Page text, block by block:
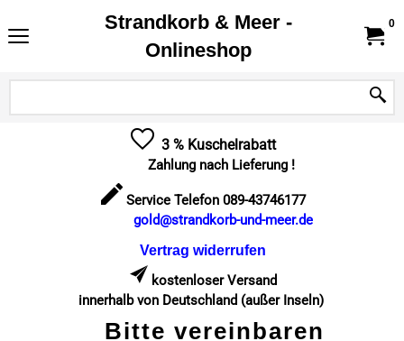
Strandkorb & Meer -
Onlineshop
0
3 % Kuschelrabatt
Zahlung nach Lieferung !
Service Telefon 089-43746177
gold@strandkorb-und-meer.de
Vertrag widerrufen
kostenloser Versand
innerhalb von Deutschland (außer Inseln)
Bitte vereinbaren